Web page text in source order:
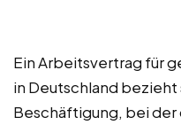
Ein Arbeitsvertrag für
in Deutschland bezieht
Beschäftigung, bei